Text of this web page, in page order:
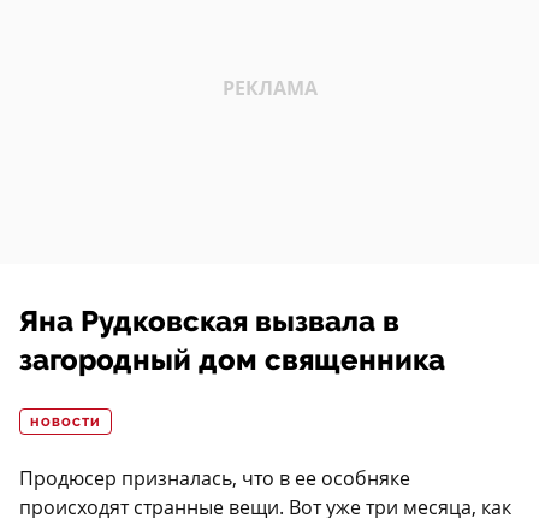
Яна Рудковская вызвала в
загородный дом священника
НОВОСТИ
Продюсер призналась, что в ее особняке
происходят странные вещи. Вот уже три месяца, как